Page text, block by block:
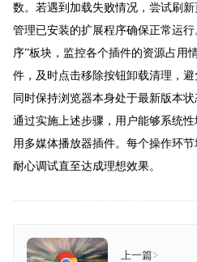
数。若遇到加载失败情况，尝试刷新
管理已安装的扩展程序确保正常运
序”板块，监控各个插件的资源占用
件，及时点击移除按钮卸载清理，避
同时保持浏览器本身处于最新版本
通过实施上述步骤，用户能够系统
用多媒体播放器插件。每个操作环
耐心调试直至达成理想效果。
上一篇>